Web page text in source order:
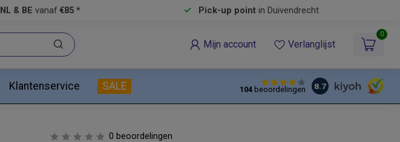
NL & BE vanaf €85 * Pick-up pointin Duivendrecht
Mijn account Verlanglijst
0
Klantenservice SALE 104beoordelingen 8.7
0 beoordelingen